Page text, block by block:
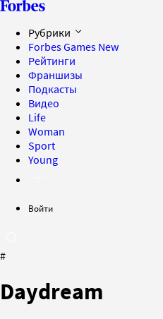
Рубрики
Forbes Games New
Рейтинги
Франшизы
Подкасты
Видео
Life
Woman
Sport
Young
Войти
#
Daydream